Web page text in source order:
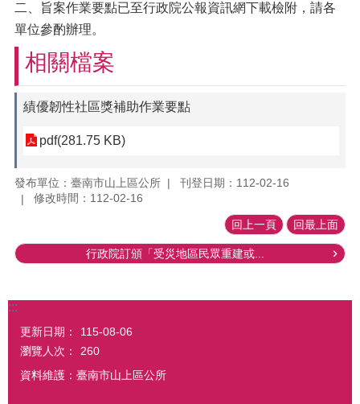
二、旨案作業要點已至行政院公報資訊網下載檢附，請各
單位參酌辦理。
相關檔案
績優韌性社區獎補助作業要點
pdf(281.75 KB)
發布單位：臺南市山上區公所
刊登日期：112-02-16
修改時間：112-02-16
回上一頁 回最上面
行政院訂頒「受災地區民眾重建或...
:::
更新日期：
115-08-06
瀏覽人次：
260
資料維護：臺南市山上區公所